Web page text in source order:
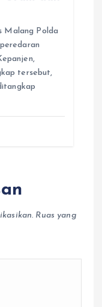
Malang Polda
tersebut,
Ruas yang